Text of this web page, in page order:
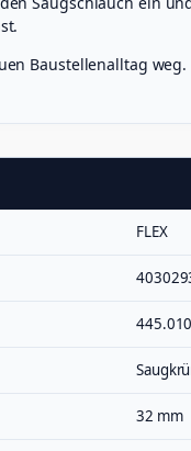
Baustellenalltag
FLEX
445.010
32 mm